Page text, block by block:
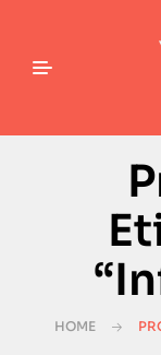
HOME